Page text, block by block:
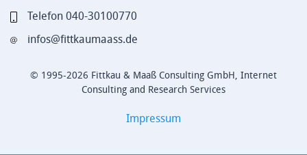
Telefon 040-30100770
infos@fittkaumaass.de
© 1995-2026 Fittkau & Maaß Consulting GmbH, Internet
Consulting and Research Services
Impressum